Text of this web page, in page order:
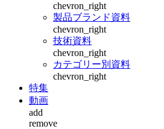
chevron_right
製品ブランド資料
chevron_right
技術資料
chevron_right
カテゴリー別資料
chevron_right
特集
動画
add
remove